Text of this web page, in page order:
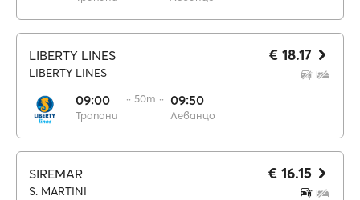
LIBERTY LINES
LIBERTY LINES
09:00
Трапани
·· 50m ·· 09:50
Леванцо
€ 18.17
SIREMAR
S. MARTINI
€ 16.15